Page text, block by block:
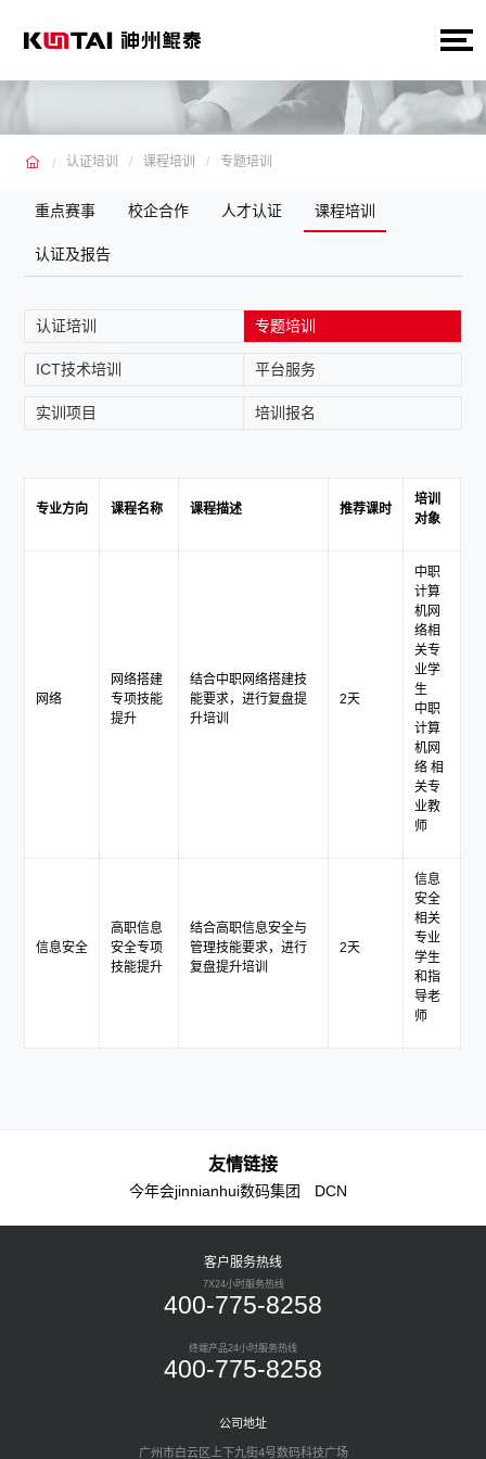
认证培训 课程培训 专题培训
重点赛事 校企合作 人才认证 课程培训
认证及报告
认证培训 专题培训
ICT技术培训 平台服务
实训项目 培训报名
专业方向 课程名称 课程描述 推荐课时
培训
对象
网络
网络搭建
专项技能
提升
结合中职网络搭建技
能要求，进行复盘提
升培训
2天
中职
计算
机网
络相
关专
业学
生
中职
计算
机网
络 相
关专
业教
师
信息安全
高职信息
安全专项
技能提升
结合高职信息安全与
管理技能要求，进行
复盘提升培训
2天
信息
安全
相关
专业
学生
和指
导老
师
友情链接
今年会jinnianhui数码集团 DCN
客户服务热线
7X24小时服务热线
400-775-8258
终端产品24小时服务热线
400-775-8258
公司地址
广州市白云区上下九街4号数码科技广场